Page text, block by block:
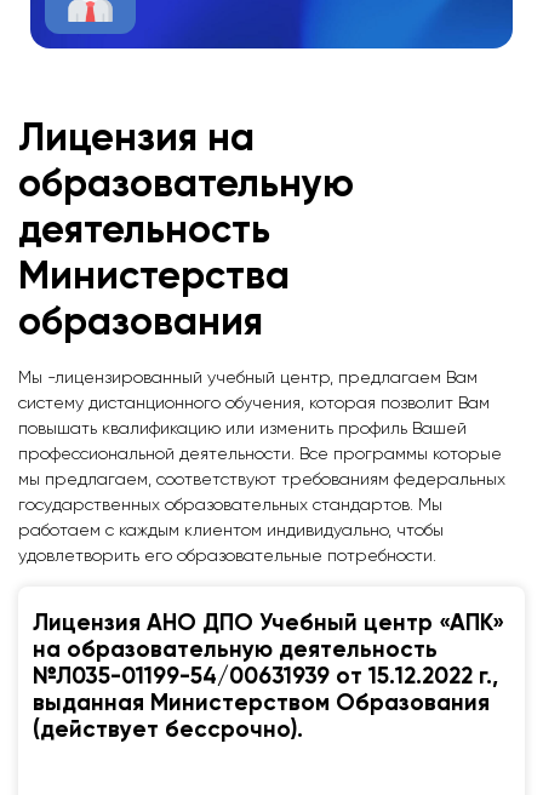
Лицензия на
образовательную
деятельность
Министерства
образования
Мы -лицензированный учебный центр, предлагаем Вам
систему дистанционного обучения, которая позволит Вам
повышать квалификацию или изменить профиль Вашей
профессиональной деятельности. Все программы которые
мы предлагаем, соответствуют требованиям федеральных
государственных образовательных стандартов. Мы
работаем с каждым клиентом индивидуально, чтобы
удовлетворить его образовательные потребности.
Лицензия АНО ДПО Учебный центр «АПК»
на образовательную деятельность
№Л035-01199-54/00631939 от 15.12.2022 г.,
выданная Министерством Образования
(действует бессрочно).